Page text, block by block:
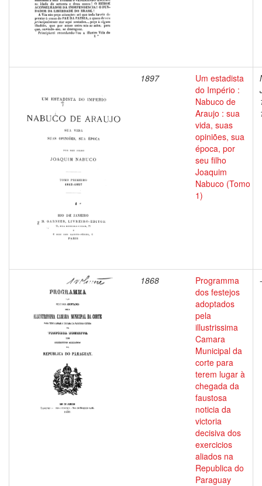
1897
Um estadista
do Império :
Nabuco de
Araujo : sua
vida, suas
opiniões, sua
época, por
seu filho
Joaquim
Nabuco (Tomo
1)
1868
Programma
dos festejos
adoptados
pela
illustrissima
Camara
Municipal da
corte para
terem lugar à
chegada da
faustosa
noticia da
victoria
decisiva dos
exercicios
aliados na
Republica do
Paraguay
-